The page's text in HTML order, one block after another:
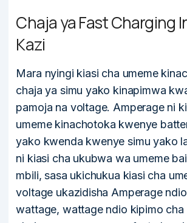
Chaja ya Fast Charging
Kazi
Mara nyingi kiasi cha umeme
chaja ya simu yako kinapimwa
pamoja na voltage. Amperage ni
umeme kinachotoka kwenye
yako kwenda kwenye simu yako
ni kiasi cha ukubwa wa umeme
mbili, sasa ukichukua kiasi cha
voltage ukazidisha Amperage
wattage, wattage ndio kipimo